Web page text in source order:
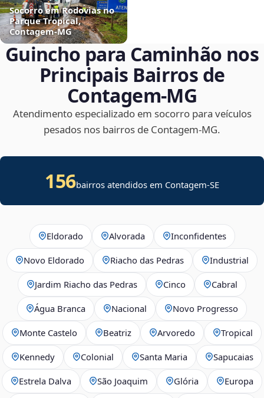
Socorro em Rodovias no
Parque Tropical,
Contagem‑MG
Guincho para Caminhão nos
Principais Bairros de
Contagem‑MG
Atendimento especializado em socorro para veículos
pesados nos bairros de Contagem‑MG.
156bairros atendidos em Contagem-SE
Eldorado Alvorada Inconfidentes
Novo Eldorado Riacho das Pedras Industrial
Jardim Riacho das Pedras Cinco Cabral
Água Branca Nacional Novo Progresso
Monte Castelo Beatriz Arvoredo Tropical
Kennedy Colonial Santa Maria Sapucaias
Estrela Dalva São Joaquim Glória Europa